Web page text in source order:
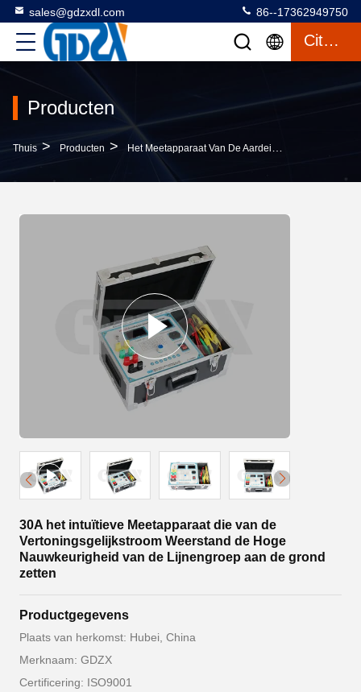
sales@gdzxdl.com 86--17362949750
Citaat
Producten
Thuis > Producten > Het Meetapparaat Van De Aardeisolatie
30A het intuïtieve Meetapparaat die van de
Vertoningsgelijkstroom Weerstand de Hoge
Nauwkeurigheid van de Lijnengroep aan de grond
zetten
Productgegevens
Plaats van herkomst: Hubei, China
Merknaam: GDZX
Certificering: ISO9001